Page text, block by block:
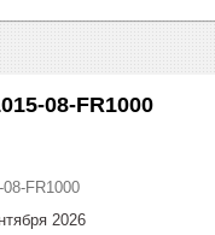
08-FR1000
08-FR1000
2026